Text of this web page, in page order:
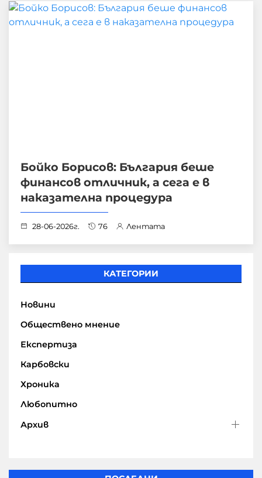
Бойко Борисов: България беше
финансов отличник, а сега е в
наказателна процедура
28-06-2026г. 76 Лентата
КАТЕГОРИИ
Новини
Обществено мнение
Експертиза
Карбовски
Хроника
Любопитно
Архив